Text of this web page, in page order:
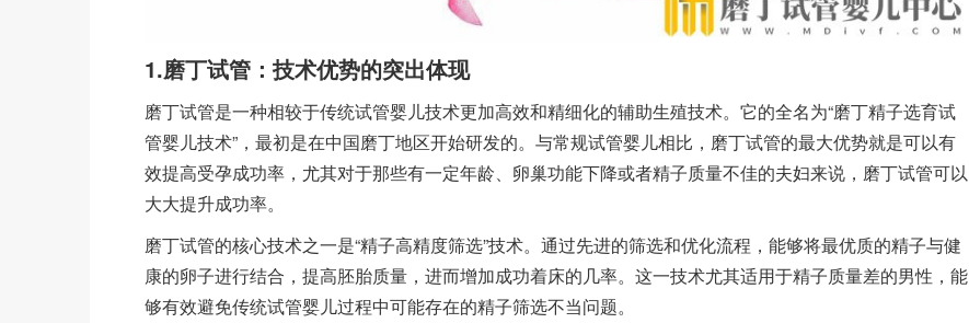
1.磨丁试管：技术优势的突出体现
磨丁试管是一种相较于传统试管婴儿技术更加高效和精细化的辅助生殖技术。它的全名为“磨丁精子选育试
管婴儿技术”，最初是在中国磨丁地区开始研发的。与常规试管婴儿相比，磨丁试管的最大优势就是可以有
效提高受孕成功率，尤其对于那些有一定年龄、卵巢功能下降或者精子质量不佳的夫妇来说，磨丁试管可以
大大提升成功率。
磨丁试管的核心技术之一是“精子高精度筛选”技术。通过先进的筛选和优化流程，能够将最优质的精子与健
康的卵子进行结合，提高胚胎质量，进而增加成功着床的几率。这一技术尤其适用于精子质量差的男性，能
够有效避免传统试管婴儿过程中可能存在的精子筛选不当问题。